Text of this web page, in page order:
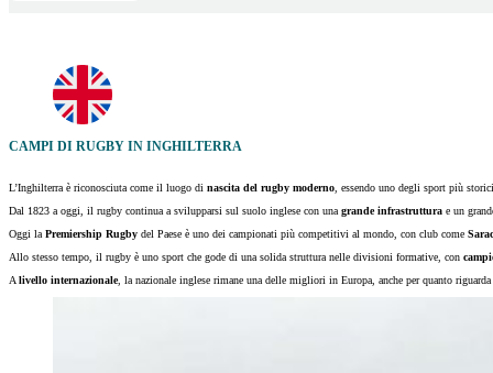
CAMPI DI RUGBY IN INGHILTERRA
L’Inghilterra è riconosciuta come il luogo di nascita del rugby moderno , essendo uno degli sport più
Dal 1823 a oggi, il rugby continua a svilupparsi sul suolo inglese con una grande infrastruttura e un
Oggi la Premiership Rugby del Paese è uno dei campionati più competitivi al mondo, con club come
Allo stesso tempo, il rugby è uno sport che gode di una solida struttura nelle divisioni formative, con
A livello internazionale, la nazionale inglese rimane una delle migliori in Europa, anche per quanto